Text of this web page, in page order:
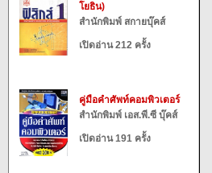
โยธิน)
สำนักพิมพ์ สกายบุ๊คส์
เปิดอ่าน 212 ครั้ง
คู่มือคำศัพท์คอมพิวเตอร์
สำนักพิมพ์ เอส.พี.ซี บุ๊คส์
เปิดอ่าน 191 ครั้ง